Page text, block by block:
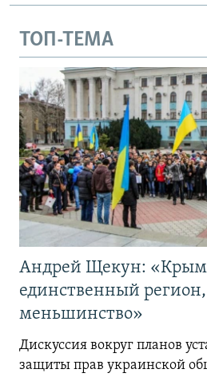
ТОП-ТЕМА
Андрей Щекун: «Крым
единственный
меньшинство»
Дискуссия вокруг планов
защиты прав украинской